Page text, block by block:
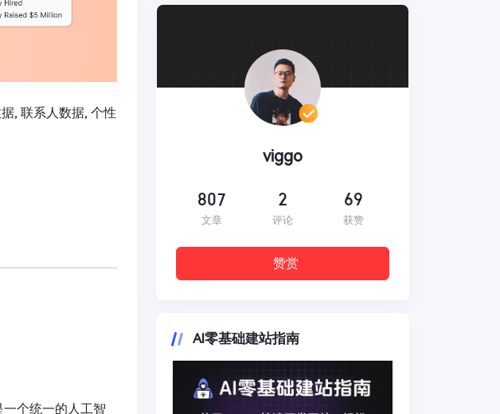
, 联系人数据, 个性
个统一的人工智
viggo
807
文章
2
评论
69
获赞
赞赏
AI零基础建站指南